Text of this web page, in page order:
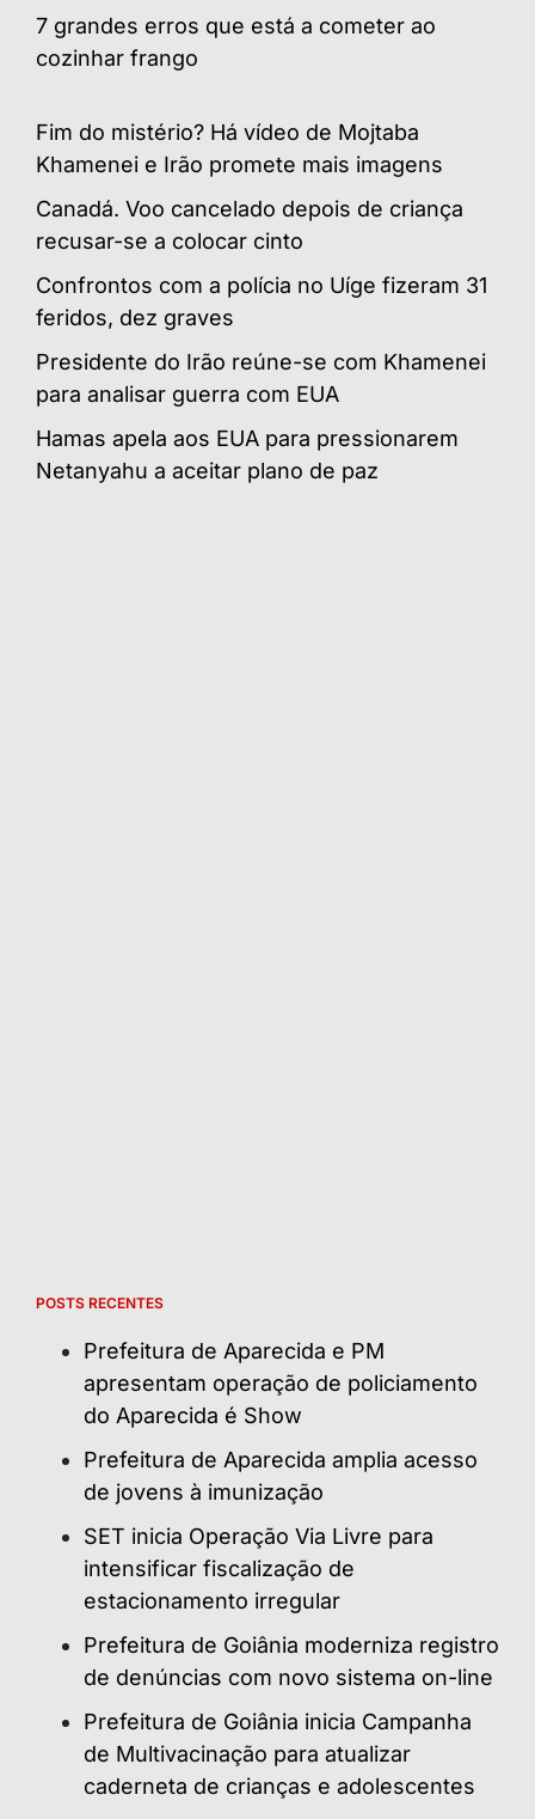
7 grandes erros que está a cometer ao
cozinhar frango
Fim do mistério? Há vídeo de Mojtaba
Khamenei e Irão promete mais imagens
Canadá. Voo cancelado depois de criança
recusar-se a colocar cinto
Confrontos com a polícia no Uíge fizeram 31
feridos, dez graves
Presidente do Irão reúne-se com Khamenei
para analisar guerra com EUA
Hamas apela aos EUA para pressionarem
Netanyahu a aceitar plano de paz
POSTS RECENTES
Prefeitura de Aparecida e PM
apresentam operação de policiamento
do Aparecida é Show
Prefeitura de Aparecida amplia acesso
de jovens à imunização
SET inicia Operação Via Livre para
intensificar fiscalização de
estacionamento irregular
Prefeitura de Goiânia moderniza registro
de denúncias com novo sistema on-line
Prefeitura de Goiânia inicia Campanha
de Multivacinação para atualizar
caderneta de crianças e adolescentes